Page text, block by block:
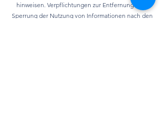
hinweisen. Verpflichtungen zur Entfernung oder
Sperrung der Nutzung von Informationen nach den